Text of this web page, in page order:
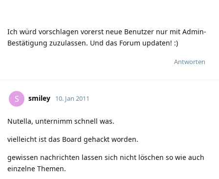
Ich würd vorschlagen vorerst neue Benutzer nur mit Admin-
Bestätigung zuzulassen. Und das Forum updaten! :)
Antworten
S smiley 10. Jan 2011
Nutella, unternimm schnell was.
vielleicht ist das Board gehackt worden.
gewissen nachrichten lassen sich nicht löschen so wie auch
einzelne Themen.